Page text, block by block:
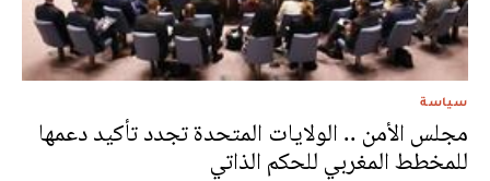
سياسة
مجلس الأمن .. الولايات المتحدة تجدد تأكيد دعمها
للمخطط المغربي للحكم الذاتي